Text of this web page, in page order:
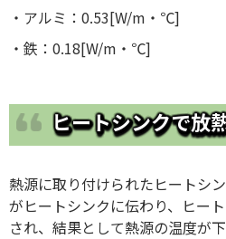
・アルミ：0.53[W/m・℃]
・鉄：0.18[W/m・℃]
ヒートシンクで放
熱源に取り付けられたヒートシ
がヒートシンクに伝わり、ヒー
され、結果として熱源の温度が下